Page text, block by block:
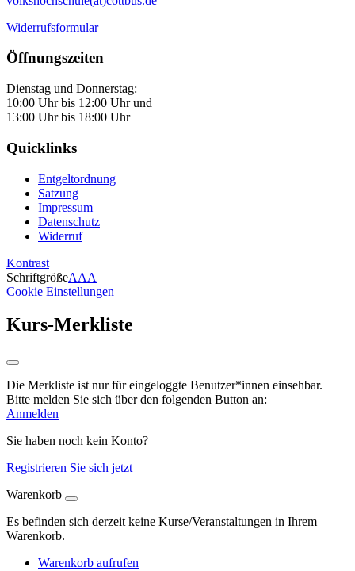
Widerrufsformular
Öffnungszeiten
Dienstag und Donnerstag:
10:00 Uhr bis 12:00 Uhr und
13:00 Uhr bis 18:00 Uhr
Quicklinks
Entgeltordnung
Satzung
Impressum
Datenschutz
Widerruf
Kontrast
SchriftgrößeAAA
Cookie Einstellungen
Kurs-Merkliste
Die Merkliste ist nur für eingeloggte Benutzer*innen einsehbar.
Bitte melden Sie sich über den folgenden Button an:
Anmelden
Sie haben noch kein Konto?
Registrieren Sie sich jetzt
Warenkorb
Es befinden sich derzeit keine Kurse/Veranstaltungen in Ihrem
Warenkorb.
Warenkorb aufrufen